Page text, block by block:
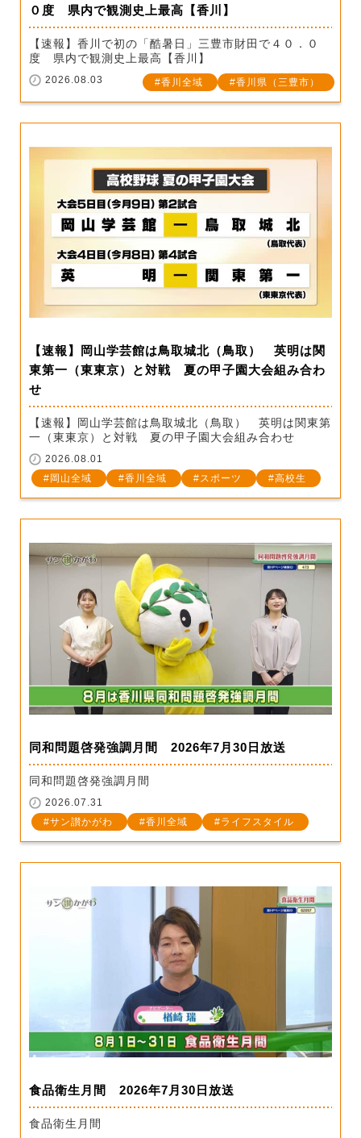
０度 県内で観測史上最高【香川】
【速報】香川で初の「酷暑日」三豊市財田で４０．０
度 県内で観測史上最高【香川】
2026.08.03 香川全域 香川県（三豊市）
【速報】岡山学芸館は鳥取城北（鳥取） 英明は関
東第一（東東京）と対戦 夏の甲子園大会組み合わ
せ
【速報】岡山学芸館は鳥取城北（鳥取） 英明は関東第
一（東東京）と対戦 夏の甲子園大会組み合わせ
2026.08.01
岡山全域
香川全域 スポーツ 高校生
同和問題啓発強調月間 2026年7月30日放送
同和問題啓発強調月間
2026.07.31
サン讃かがわ
香川全域 ライフスタイル
食品衛生月間 2026年7月30日放送
食品衛生月間